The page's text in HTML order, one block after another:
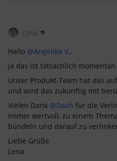
Lena
Hallo @Angelika V.,
ja das ist tatsächlich momentan
Unser Produkt-Team hat das
und wird das zukünftig mit
Vielen Dank @Dash für die
immer wertvoll, zu einem
bündeln und darauf zu
Liebe Grüße
Lena